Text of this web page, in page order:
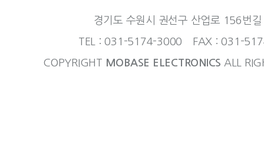
경기도 수원시 권선구 산업로 156번
TEL : 031-5174-3000 FAX : 031-
COPYRIGHT MOBASE ELECTRONICS ALL